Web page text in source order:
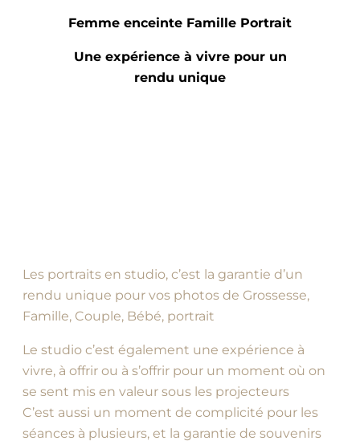
Femme enceinte Famille Portrait
Une expérience à vivre pour un
rendu unique
Les portraits en studio, c’est la garantie d’un
rendu unique pour vos photos de Grossesse,
Famille, Couple, Bébé, portrait
Le studio c’est également une expérience à
vivre, à offrir ou à s’offrir pour un moment où on
se sent mis en valeur sous les projecteurs
C’est aussi un moment de complicité pour les
séances à plusieurs, et la garantie de souvenirs